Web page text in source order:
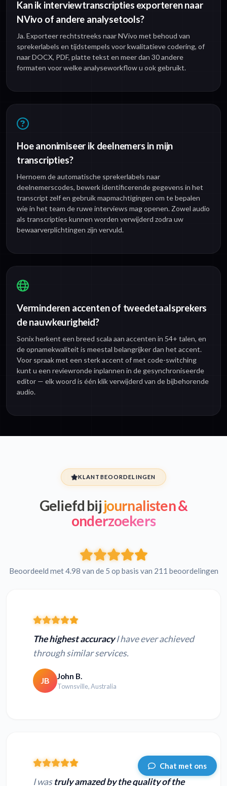
Kan ik interviewtranscripties exporteren naar
NVivo of andere analysetools?
Ja. Exporteer rechtstreeks naar NVivo met behoud van
sprekerlabels en tijdstempels voor kwalitatieve codering, of
naar DOCX, PDF, platte tekst en meer dan 30 andere
formaten voor welke analyseworkflow u ook gebruikt.
Hoe anonimiseer ik deelnemers in mijn
transcripties?
Hernoem de automatische sprekerlabels naar
deelnemerscodes, bewerk identificerende gegevens in het
transcript zelf en gebruik mapmachtigingen om te bepalen
wie in het team de ruwe interviews mag openen. Zowel audio
als transcripties kunnen worden verwijderd zodra uw
bewaarverplichtingen zijn vervuld.
Verminderen accenten of tweedetaalsprekers
de nauwkeurigheid?
Sonix herkent een breed scala aan accenten in 54+ talen, en
de opnamekwaliteit is meestal belangrijker dan het accent.
Voor spraak met een sterk accent of met code-switching
kunt u een reviewronde inplannen in de gesynchroniseerde
editor — elk woord is één klik verwijderd van de bijbehorende
audio.
KLANTBEOORDELINGEN
Geliefd bijjournalisten &
onderzoekers
Beoordeeld met 4.98 van de 5 op basis van 211 beoordelingen
The highest accuracyI have ever achieved
through similar services.
JB John B.
Townsville, Australia
I wastruly amazed by the quality of the
Chat met ons